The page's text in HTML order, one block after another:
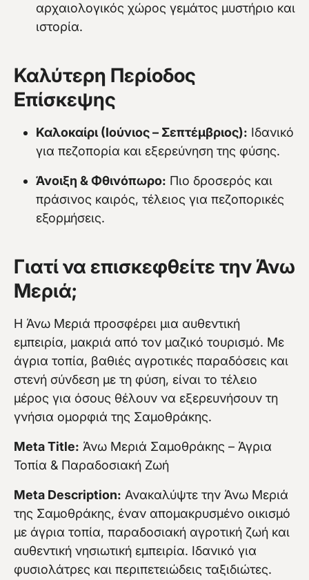
αρχαιολογικός χώρος γεμάτος μυστήριο και
ιστορία.
Καλύτερη Περίοδος
Επίσκεψης
Καλοκαίρι (Ιούνιος – Σεπτέμβριος): Ιδανικό
για πεζοπορία και εξερεύνηση της φύσης.
Άνοιξη & Φθινόπωρο: Πιο δροσερός και
πράσινος καιρός, τέλειος για πεζοπορικές
εξορμήσεις.
Γιατί να επισκεφθείτε την Άνω
Μεριά;
Η Άνω Μεριά προσφέρει μια αυθεντική
εμπειρία, μακριά από τον μαζικό τουρισμό. Με
άγρια τοπία, βαθιές αγροτικές παραδόσεις και
στενή σύνδεση με τη φύση, είναι το τέλειο
μέρος για όσους θέλουν να εξερευνήσουν τη
γνήσια ομορφιά της Σαμοθράκης.
Meta Title: Άνω Μεριά Σαμοθράκης – Άγρια
Τοπία & Παραδοσιακή Ζωή
Meta Description: Ανακαλύψτε την Άνω Μεριά
της Σαμοθράκης, έναν απομακρυσμένο οικισμό
με άγρια τοπία, παραδοσιακή αγροτική ζωή και
αυθεντική νησιωτική εμπειρία. Ιδανικό για
φυσιολάτρες και περιπετειώδεις ταξιδιώτες.